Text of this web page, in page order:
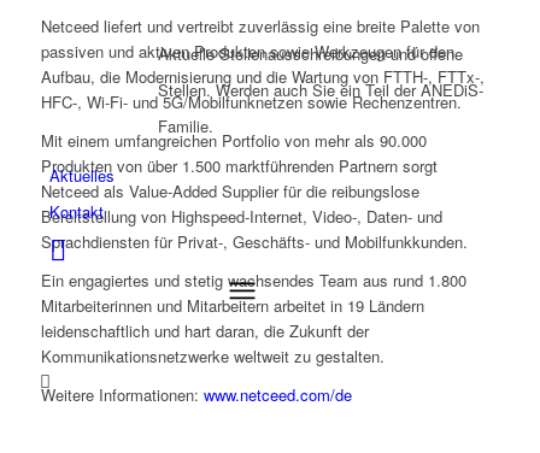
Aktuelle Stellenausschreibungen und offene
Stellen. Werden auch Sie ein Teil der ANEDiS-
Familie.
Aktuelles
Kontakt
Netceed liefert und vertreibt zuverlässig eine breite Palette von
passiven und aktiven Produkten sowie Werkzeugen für den
Aufbau, die Modernisierung und die Wartung von FTTH-, FTTx-,
HFC-, Wi-Fi- und 5G/Mobilfunknetzen sowie Rechenzentren.
Mit einem umfangreichen Portfolio von mehr als 90.000
Produkten von über 1.500 marktführenden Partnern sorgt
Netceed als Value-Added Supplier für die reibungslose
Bereitstellung von Highspeed-Internet, Video-, Daten- und
Sprachdiensten für Privat-, Geschäfts- und Mobilfunkkunden.
Ein engagiertes und stetig wachsendes Team aus rund 1.800
Mitarbeiterinnen und Mitarbeitern arbeitet in 19 Ländern
leidenschaftlich und hart daran, die Zukunft der
Kommunikationsnetzwerke weltweit zu gestalten.
Weitere Informationen: www.netceed.com/de